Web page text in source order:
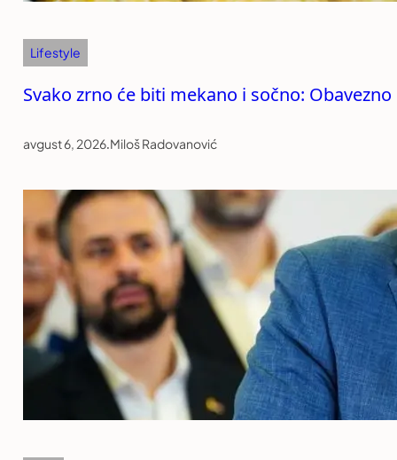
Lifestyle
Svako zrno će biti mekano i sočno:
avgust 6, 2026.Miloš Radovanović